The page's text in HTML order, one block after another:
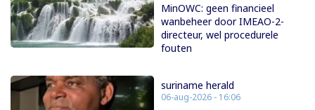
MinOWC: geen financieel
wanbeheer door IMEAO-2-
directeur, wel procedurele
fouten
suriname herald
06-aug-2026 - 16:06